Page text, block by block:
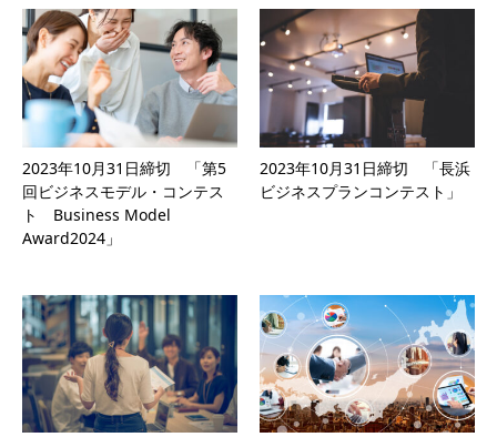
2023年10月31日締切 「第5
回ビジネスモデル・コンテス
ト Business Model
Award2024」
2023年10月31日締切 「長浜
ビジネスプランコンテスト」